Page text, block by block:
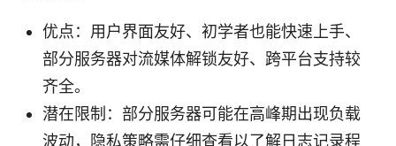
优点：用户界面友好、初学者也能快速上手、
部分服务器对流媒体解锁友好、跨平台支持较
齐全。
潜在限制：部分服务器可能在高峰期出现负载
波动，隐私策略需仔细查看以了解日志记录程